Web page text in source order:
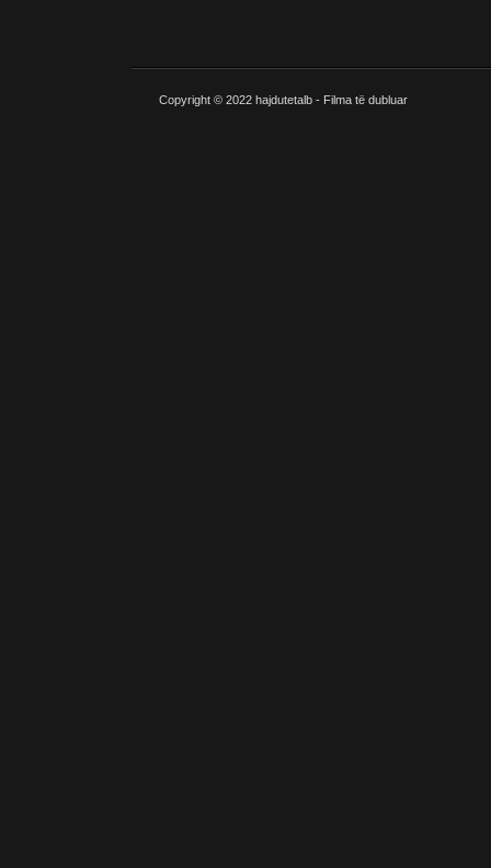
Copyright © 2022 hajdutetalb - Filma të dubluar